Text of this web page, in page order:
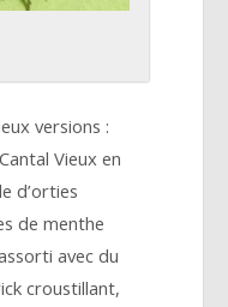
versions :
Vieux en
d’orties
de menthe
avec du
croustillant,